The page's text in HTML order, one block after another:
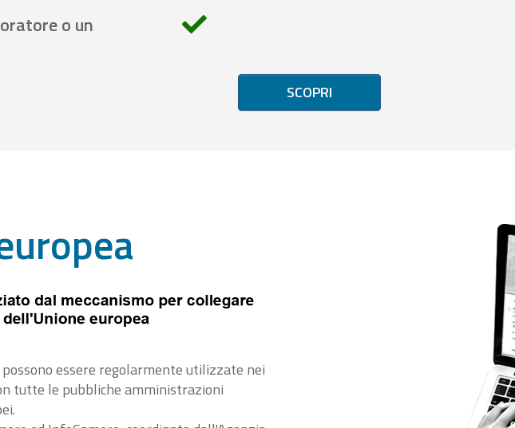
o un
SCOPRI
essere regolarmente utilizzate nei
tutte le pubbliche amministrazioni